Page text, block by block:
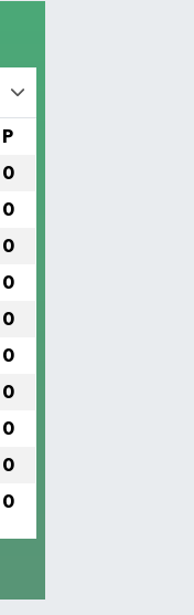
P
0
0
0
0
0
0
0
0
0
0